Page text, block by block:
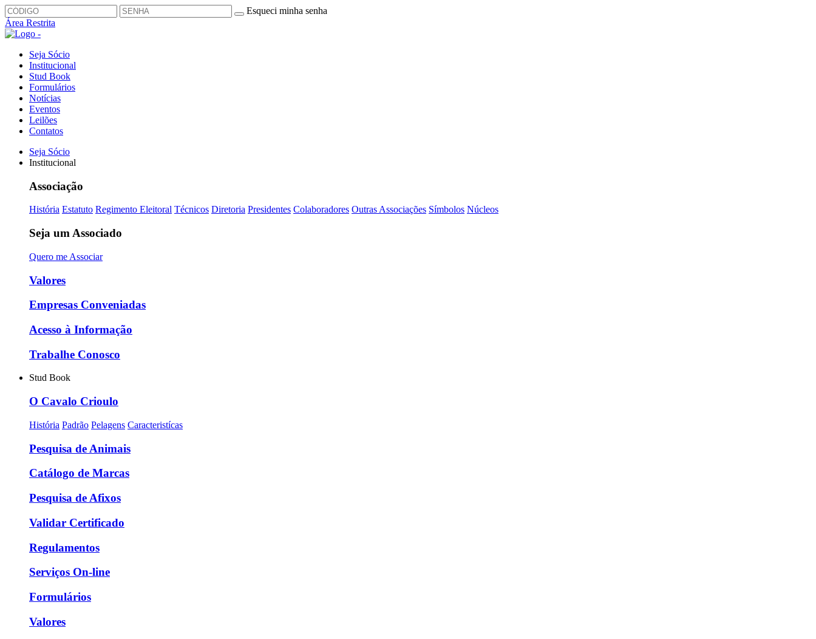
Esqueci minha senha
Área Restrita
Seja Sócio
Institucional
Stud Book
Formulários
Notícias
Eventos
Leilões
Contatos
Seja Sócio
Institucional
Associação
História Estatuto Regimento Eleitoral Técnicos Diretoria Presidentes Colaboradores Outras Associações Símbolos Núcleos
Seja um Associado
Quero me Associar
Valores
Empresas Conveniadas
Acesso à Informação
Trabalhe Conosco
Stud Book
O Cavalo Crioulo
História Padrão Pelagens Caracteristícas
Pesquisa de Animais
Catálogo de Marcas
Pesquisa de Afixos
Validar Certificado
Regulamentos
Serviços On-line
Formulários
Valores